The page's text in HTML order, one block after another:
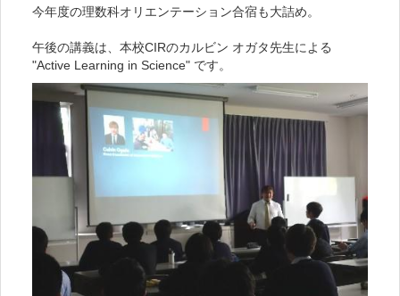
今年度の理数科オリエンテーション合宿も大詰め。
午後の講義は、本校CIRのカルビン オガタ先生による
"Active Learning in Science" です。